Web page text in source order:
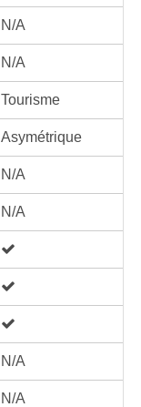
N/A
N/A
Tourisme
Asymétrique
N/A
N/A
N/A
N/A